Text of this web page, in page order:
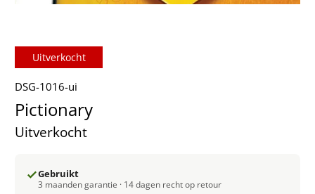
Uitverkocht
DSG-1016-ui
Pictionary
Uitverkocht
Gebruikt
3 maanden garantie · 14 dagen recht op retour